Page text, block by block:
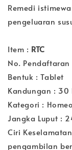
Remedi
pengeluaran
Item : RTC
No. Pendaftaran
Bentuk : Tablet
Kandungan : 30
Kategori :
Jangka Luput :
Ciri
pengambilan